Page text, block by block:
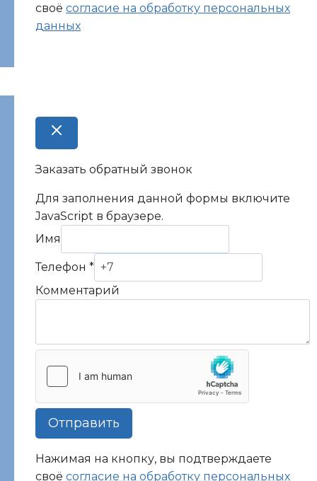
своё согласие на обработку персональных
данных
Заказать обратный звонок
Для заполнения данной формы включите
JavaScript в браузере.
Имя
Телефон *
Телефон
Комментарий
Отправить
Нажимая на кнопку, вы подтверждаете
своё согласие на обработку персональных